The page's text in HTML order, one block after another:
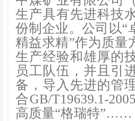
生产具有先进科技
份制企业。公司以“
精益求精”作为质量
生产经验和雄厚的
员工队伍，并且引
备，导入先进的管
合GB/T19639.1-
高质量“格瑞特”……